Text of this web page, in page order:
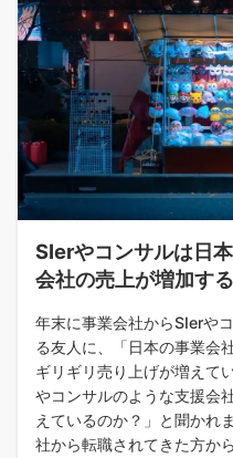
SIerやコンサルは日
会社の売上が増加す
年末に事業会社からSIerや
る友人に、「日本の事業会
ギリギリ売り上げが増えて
やコンサルのような支援会
えているのか？」と聞かれ
社から転職されてきた方か